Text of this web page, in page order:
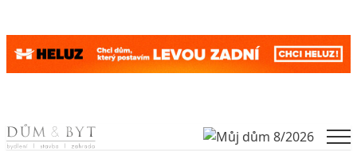
Skip to content